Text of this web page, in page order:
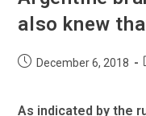
also knew
PostDecember 6, 2018
As indicated by the